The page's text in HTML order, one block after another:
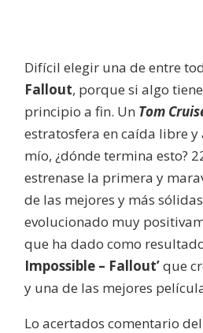
Difícil elegir una de entre
Fallout, porque si algo
principio a fin. Un Tom
estratosfera en caída libre
mío, ¿dónde termina esto?
estrenase la primera y
de las mejores y más
evolucionado muy
que ha dado como
Impossible – Fallout’que
y una de las mejores
Lo acertados comentario